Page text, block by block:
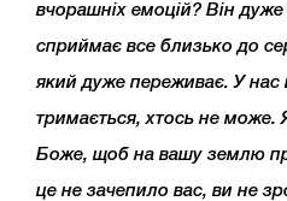
вчорашніх емоцій? Він дуже
сприймає все близько до
який дуже переживає. У нас
тримається, хтось не може.
Боже, щоб на вашу землю
це не зачепило вас, ви не